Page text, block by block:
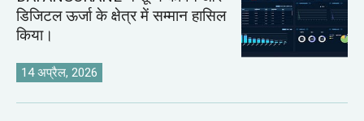
डिजिटल ऊर्जा के क्षेत्र में सम्मान हासिल
किया।
14 अप्रैल, 2026